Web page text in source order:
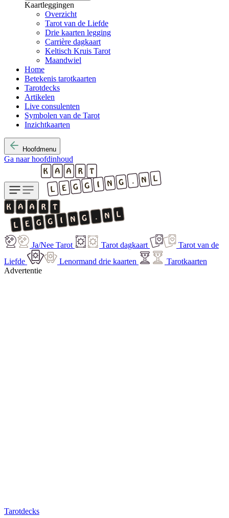
Kaartleggingen
Overzicht
Tarot van de Liefde
Drie kaarten legging
Carrière dagkaart
Keltisch Kruis Tarot
Maandwiel
Home
Betekenis tarotkaarten
Tarotdecks
Artikelen
Live consulenten
Symbolen van de Tarot
Inzichtkaarten
Hoofdmenu
Ga naar hoofdinhoud
Ja/Nee Tarot Tarot dagkaart
Tarot van de
Liefde
Lenormand drie kaarten
Tarotkaarten
Advertentie
Tarotdecks